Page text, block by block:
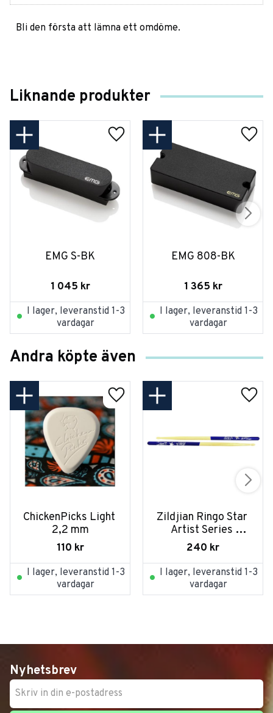
Bli den första att lämna ett omdöme.
Liknande produkter
EMG S-BK
1 045 kr
I lager, leveranstid 1-3
vardagar
EMG 808-BK
1 365 kr
I lager, leveranstid 1-3
vardagar
Andra köpte även
ChickenPicks Light
2,2 mm
110 kr
I lager, leveranstid 1-3
vardagar
Zildjian Ringo Star
Artist Series
Drumsticks
240 kr
I lager, leveranstid 1-3
vardagar
Nyhetsbrev